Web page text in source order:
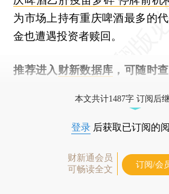
为市场上持有重庆啤酒最多的
金也遭遇投资者赎回。
推荐进入 财新数据库 ，可随时
本文共计1487字 订阅后
登录 后获取已订阅的
财新通会员
可畅读全文
订阅/会